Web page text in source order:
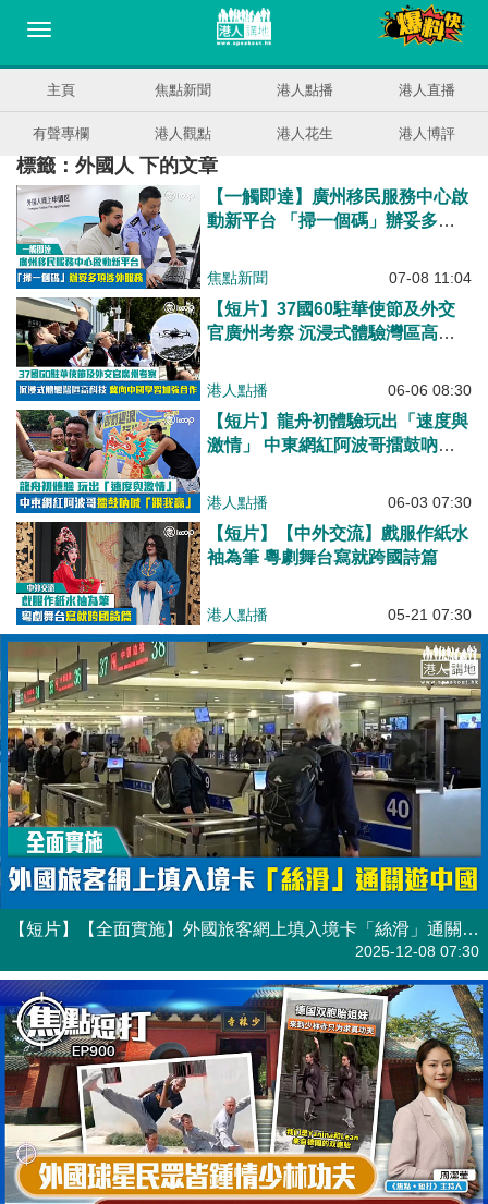
主頁 焦點新聞 港人點播 港人直播
有聲專欄 港人觀點 港人花生 港人博評
標籤：外國人 下的文章
【一觸即達】廣州移民服務中心啟
動新平台 「掃一個碼」辦妥多項
焦點新聞 07-08 11:04
【短片】37國60駐華使節及外交
官廣州考察 沉浸式體驗灣區高科
港人點播 06-06 08:30
【短片】龍舟初體驗玩出「速度與
激情」 中東網紅阿波哥擂鼓吶喊
港人點播 06-03 07:30
【短片】【中外交流】戲服作紙水
袖為筆 粵劇舞台寫就跨國詩篇
港人點播 05-21 07:30
【短片】【全面實施】外國旅客網上填入境卡「絲滑」通關遊中國
2025-12-08 07:30